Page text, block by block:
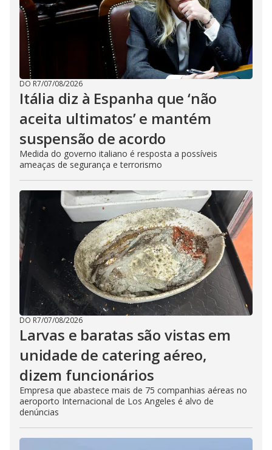
DO R7/07/08/2026
Itália diz à Espanha que ‘não
aceita ultimatos’ e mantém
suspensão de acordo
Medida do governo italiano é resposta a possíveis
ameaças de segurança e terrorismo
DO R7/07/08/2026
Larvas e baratas são vistas em
unidade de catering aéreo,
dizem funcionários
Empresa que abastece mais de 75 companhias aéreas no
aeroporto Internacional de Los Angeles é alvo de
denúncias